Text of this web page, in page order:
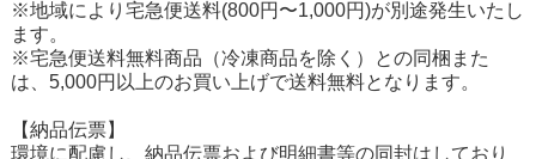
※地域により宅急便送料(800円〜1,000円)が別途発生いたし
ます。
※宅急便送料無料商品（冷凍商品を除く）との同梱また
は、5,000円以上のお買い上げで送料無料となります。
【納品伝票】
環境に配慮し、納品伝票および明細書等の同封はしており